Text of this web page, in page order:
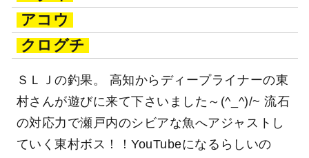
アコウ
クログチ
ＳＬＪの釣果。 高知からディープライナーの東
村さんが遊びに来て下さいました～(^_^)/~ 流石
の対応力で瀬戸内のシビアな魚へアジャストし
ていく東村ボス！！YouTubeになるらしいの